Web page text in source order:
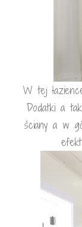
W tej
Dodatki a
ściany a w